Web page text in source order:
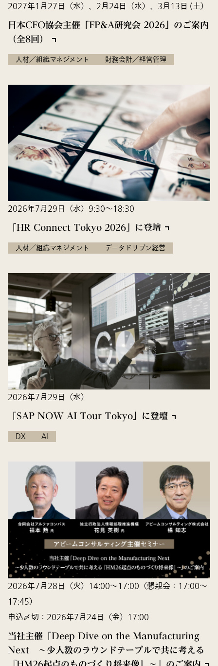
2027年1月27日（水）、2月24日（水）、3月13日 (土）
日本CFO協会主催「FP&A研究会 2026」のご案内
（全8回）
人材／組織マネジメント 財務会計／経営管理
2026年7月29日（水）9:30～18:30
「HR Connect Tokyo 2026」に登壇
人材／組織マネジメント データドリブン経営
2026年7月29日（水）
「SAP NOW AI Tour Tokyo」に登壇
DX AI
2026年7月28日（火）14:00～17:00（懇親会：17:00～
17:45）
申込〆切：2026年7月24日（金）17:00
当社主催「Deep Dive on the Manufacturing
Next ～少人数のラウンドテーブルで共に考える
『HM26起点のものづくり将来像』～」のご案内